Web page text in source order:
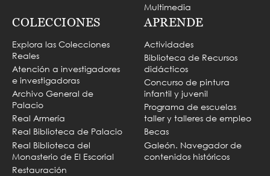
Multimedia
COLECCIONES
Explora las Colecciones
Reales
Atención a investigadores
e investigadoras
Archivo General de
Palacio
Real Armería
Real Biblioteca de Palacio
Real Biblioteca del
Monasterio de El Escorial
Restauración
APRENDE
Actividades
Biblioteca de Recursos
didácticos
Concurso de pintura
infantil y juvenil
Programa de escuelas
taller y talleres de empleo
Becas
Galeón. Navegador de
contenidos históricos